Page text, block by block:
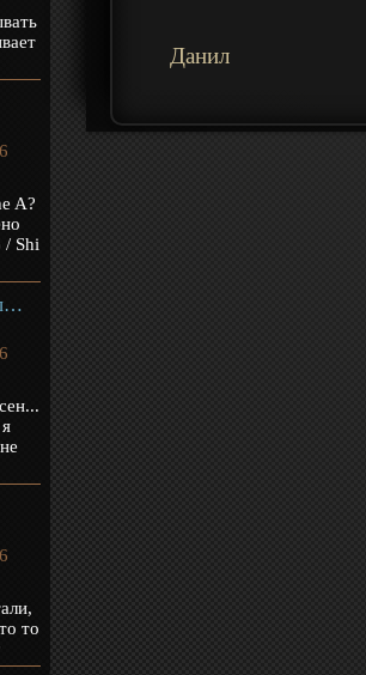
A?
/ Shi
«Гу Чангэ: Я — великий злодей Небесной Судьбы» ТВ-1
то
Данил